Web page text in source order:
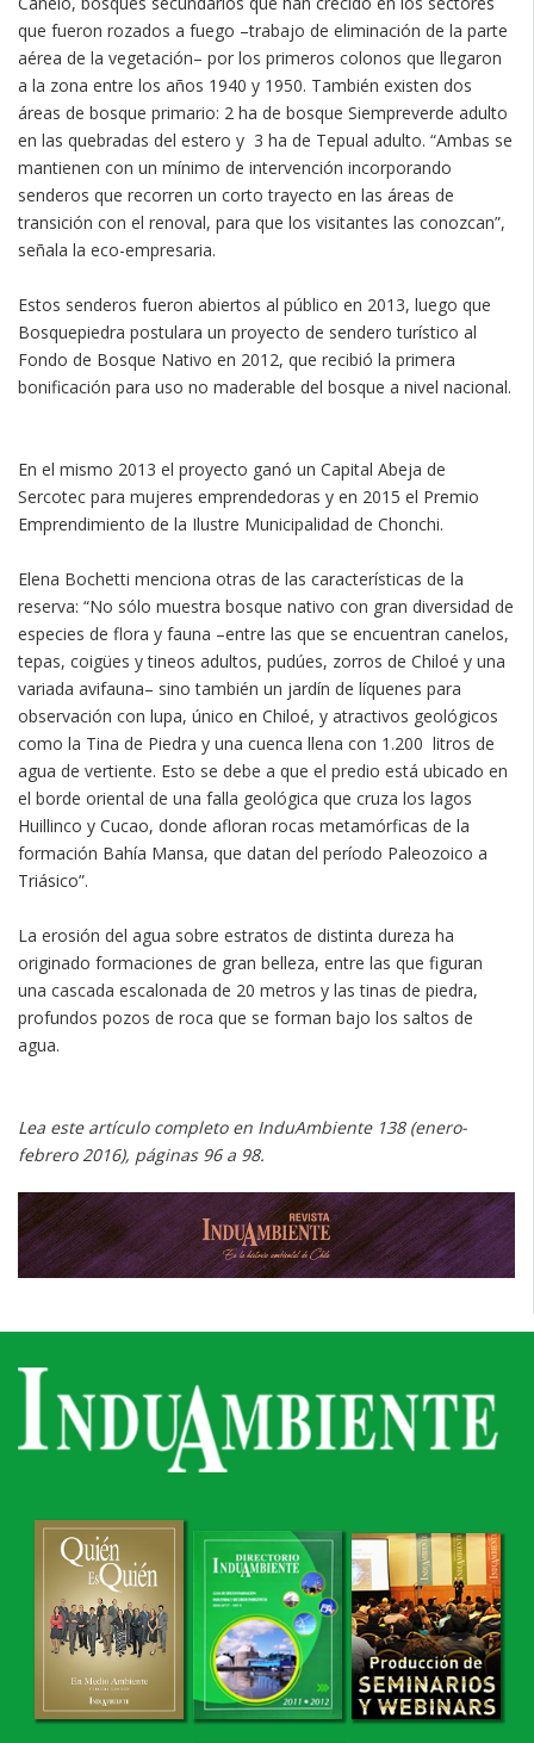
que fueron rozados a fuego –trabajo de eliminación de la parte
aérea de la vegetación– por los primeros colonos que llegaron
a la zona entre los años 1940 y 1950. También existen dos
áreas de bosque primario: 2 ha de bosque Siempreverde adulto
en las quebradas del estero y 3 ha de Tepual adulto. “Ambas se
mantienen con un mínimo de intervención incorporando
senderos que recorren un corto trayecto en las áreas de
transición con el renoval, para que los visitantes las conozcan”,
señala la eco-empresaria.
Estos senderos fueron abiertos al público en 2013, luego que
Bosquepiedra postulara un proyecto de sendero turístico al
Fondo de Bosque Nativo en 2012, que recibió la primera
bonificación para uso no maderable del bosque a nivel nacional.
En el mismo 2013 el proyecto ganó un Capital Abeja de
Sercotec para mujeres emprendedoras y en 2015 el Premio
Emprendimiento de la Ilustre Municipalidad de Chonchi.
Elena Bochetti menciona otras de las características de la
reserva: “No sólo muestra bosque nativo con gran diversidad de
especies de flora y fauna –entre las que se encuentran canelos,
tepas, coigües y tineos adultos, pudúes, zorros de Chiloé y una
variada avifauna– sino también un jardín de líquenes para
observación con lupa, único en Chiloé, y atractivos geológicos
como la Tina de Piedra y una cuenca llena con 1.200 litros de
agua de vertiente. Esto se debe a que el predio está ubicado en
el borde oriental de una falla geológica que cruza los lagos
Huillinco y Cucao, donde afloran rocas metamórficas de la
formación Bahía Mansa, que datan del período Paleozoico a
Triásico”.
La erosión del agua sobre estratos de distinta dureza ha
originado formaciones de gran belleza, entre las que figuran
una cascada escalonada de 20 metros y las tinas de piedra,
profundos pozos de roca que se forman bajo los saltos de
agua.
Lea este artículo completo en InduAmbiente 138 (enero-
febrero 2016), páginas 96 a 98.